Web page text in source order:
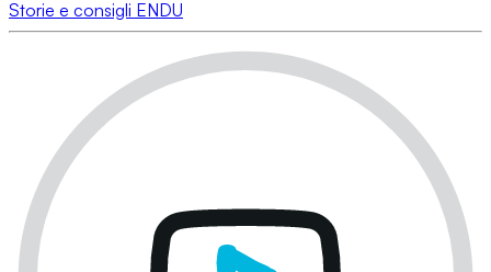
Storie e consigli ENDU